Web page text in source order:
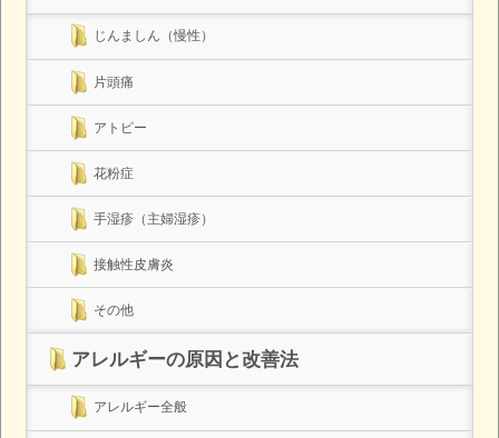
じんましん（慢性）
片頭痛
アトピー
花粉症
手湿疹（主婦湿疹）
接触性皮膚炎
その他
アレルギーの原因と改善法
アレルギー全般